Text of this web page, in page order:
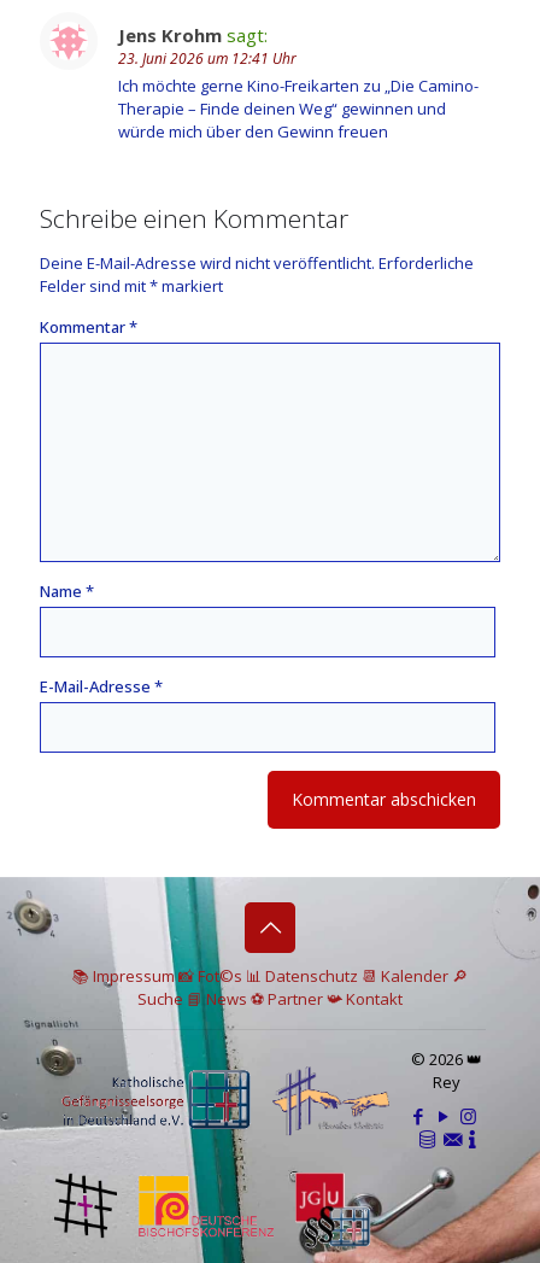
Jens Krohm sagt:
23. Juni 2026 um 12:41 Uhr
Ich möchte gerne Kino-Freikarten zu „Die Camino-
Therapie – Finde deinen Weg“ gewinnen und
würde mich über den Gewinn freuen
Schreibe einen Kommentar
Deine E-Mail-Adresse wird nicht veröffentlicht. Erforderliche
Felder sind mit*markiert
Kommentar*
Name *
E-Mail-Adresse *
📚 Impressum📸Fot©s 📊 Datenschutz 📆 Kalender 🔎
Suche 📘 News ⚽Partner📯Kontakt
© 2026 👑
Rey